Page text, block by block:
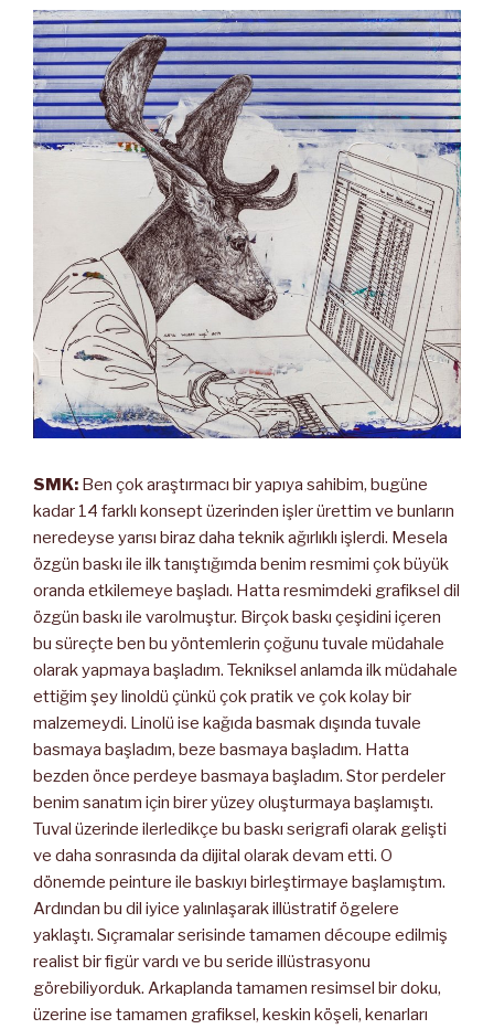
SMK: Ben çok araştırmacı bir yapıya sahibim, bugüne
kadar 14 farklı konsept üzerinden işler ürettim ve bunların
neredeyse yarısı biraz daha teknik ağırlıklı işlerdi. Mesela
özgün baskı ile ilk tanıştığımda benim resmimi çok büyük
oranda etkilemeye başladı. Hatta resmimdeki grafiksel dil
özgün baskı ile varolmuştur. Birçok baskı çeşidini içeren
bu süreçte ben bu yöntemlerin çoğunu tuvale müdahale
olarak yapmaya başladım. Tekniksel anlamda ilk müdahale
ettiğim şey linoldü çünkü çok pratik ve çok kolay bir
malzemeydi. Linolü ise kağıda basmak dışında tuvale
basmaya başladım, beze basmaya başladım. Hatta
bezden önce perdeye basmaya başladım. Stor perdeler
benim sanatım için birer yüzey oluşturmaya başlamıştı.
Tuval üzerinde ilerledikçe bu baskı serigrafi olarak gelişti
ve daha sonrasında da dijital olarak devam etti. O
dönemde peinture ile baskıyı birleştirmaye başlamıştım.
Ardından bu dil iyice yalınlaşarak illüstratif ögelere
yaklaştı. Sıçramalar serisinde tamamen découpe edilmiş
realist bir figür vardı ve bu seride illüstrasyonu
görebiliyorduk. Arkaplanda tamamen resimsel bir doku,
üzerine ise tamamen grafiksel, keskin köşeli, kenarları